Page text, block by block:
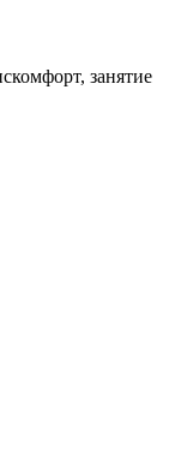
занятие